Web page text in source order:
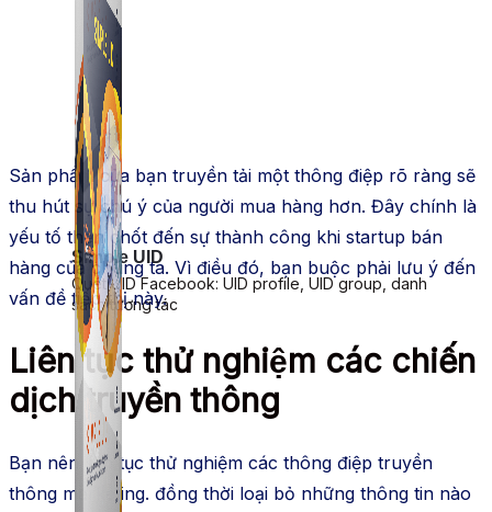
Simple UID
Quét UID Facebook: UID profile, UID group, danh
sách tương tác
Sản phẩm của bạn truyền tải một thông điệp rõ ràng sẽ
thu hút sự chú ý của người mua hàng hơn. Đây chính là
yếu tố then chốt đến sự thành công khi startup bán
hàng của chúng ta. Vì điều đó, bạn buộc phải lưu ý đến
vấn đề tiếp thị này.
Liên tục thử nghiệm các chiến
dịch truyền thông
Bạn nên liên tục thử nghiệm các thông điệp truyền
thông marketing. đồng thời loại bỏ những thông tin nào